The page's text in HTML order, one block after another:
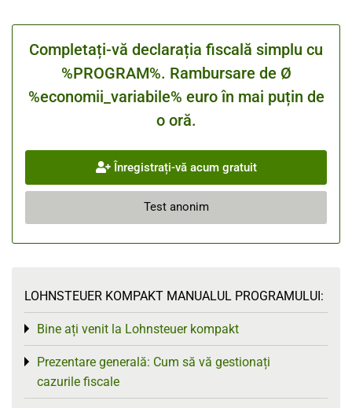
Completați-vă declarația fiscală simplu cu
%PROGRAM%. Rambursare de Ø
%economii_variabile% euro în mai puțin de
o oră.
Înregistrați-vă acum gratuit
Test anonim
LOHNSTEUER KOMPAKT MANUALUL PROGRAMULUI:
Bine ați venit la Lohnsteuer kompakt
Toggle menu
Prezentare generală: Cum să vă gestionați
cazurile fiscale
Toggle menu